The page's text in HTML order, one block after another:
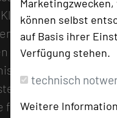
können selbst
auf Basis ihrer
Verfügung stehen.
technisch
Weitere
bilden
räumlichen
von Preis und
zur Wahl, der
für bis zu 70